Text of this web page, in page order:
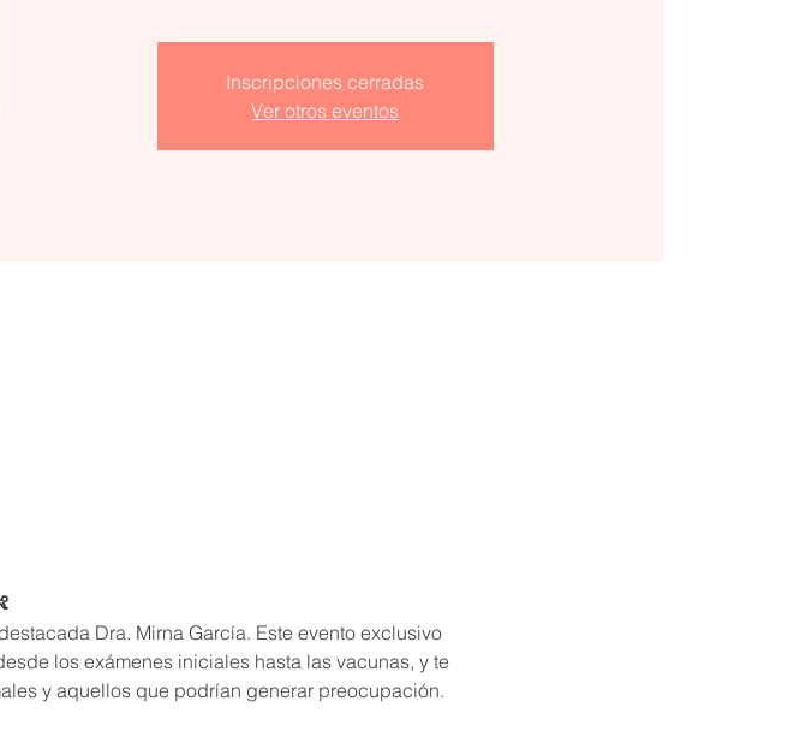
Inscripciones cerradas
Ver otros eventos
Dra. Mirna García. Este evento exclusivo
los exámenes iniciales hasta las vacunas, y te
y aquellos que podrían generar preocupación.